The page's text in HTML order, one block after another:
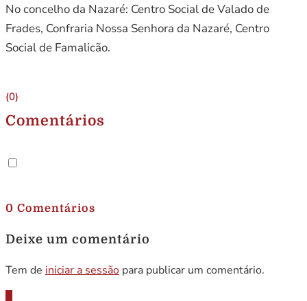
No concelho da Nazaré: Centro Social de Valado de
Frades, Confraria Nossa Senhora da Nazaré, Centro
Social de Famalicão.
(0)
Comentários
0 Comentários
Deixe um comentário
Tem de iniciar a sessão para publicar um comentário.